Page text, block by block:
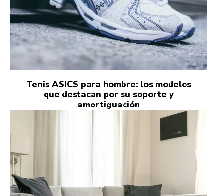
Tenis ASICS para hombre: los modelos
que destacan por su soporte y
amortiguación